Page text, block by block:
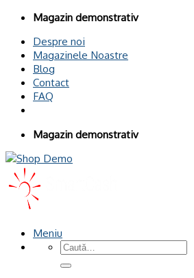
OmitețiMagazin demonstrativ
Despre noi
Magazinele Noastre
Blog
Contact
FAQ
Magazin demonstrativ
Meniu
Caută
după: